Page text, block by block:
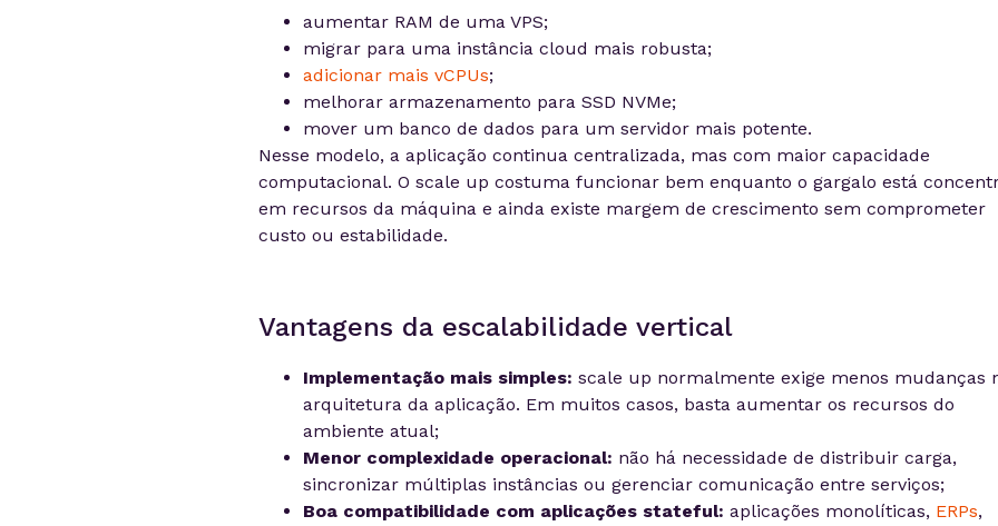
aumentar RAM de uma VPS;
migrar para uma instância cloud mais robusta;
adicionar mais vCPUs;
melhorar armazenamento para SSD NVMe;
mover um banco de dados para um servidor mais potente.
Nesse modelo, a aplicação continua centralizada, mas com maior capacidade
computacional. O scale up costuma funcionar bem enquanto o gargalo está
em recursos da máquina e ainda existe margem de crescimento sem comprometer
custo ou estabilidade.
Vantagens da escalabilidade vertical
Implementação mais simples: scale up normalmente exige menos mudanças
arquitetura da aplicação. Em muitos casos, basta aumentar os recursos do
ambiente atual;
Menor complexidade operacional: não há necessidade de distribuir carga,
sincronizar múltiplas instâncias ou gerenciar comunicação entre serviços;
Boa compatibilidade com aplicações stateful: aplicações monolíticas, ERPs,